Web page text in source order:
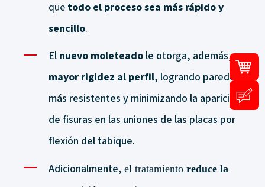
que todo el proceso sea más rápido y
sencillo.
El nuevo moleteado le otorga, además,
mayor rigidez al perfil, logrando paredes
más resistentes y minimizando la aparición
de fisuras en las uniones de las placas por
flexión del tabique.
Adicionalmente, el tratamiento reduce la